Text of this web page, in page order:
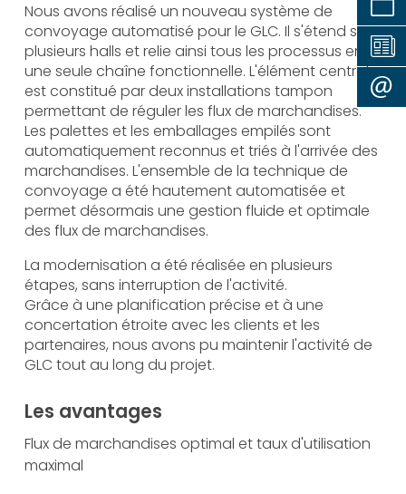
Nous avons réalisé un nouveau système de
convoyage automatisé pour le GLC. Il s'étend sur
plusieurs halls et relie ainsi tous les processus en
une seule chaîne fonctionnelle. L'élément central
est constitué par deux installations tampon
permettant de réguler les flux de marchandises.
Les palettes et les emballages empilés sont
automatiquement reconnus et triés à l'arrivée des
marchandises. L'ensemble de la technique de
convoyage a été hautement automatisée et
permet désormais une gestion fluide et optimale
des flux de marchandises.
La modernisation a été réalisée en plusieurs
étapes, sans interruption de l'activité.
Grâce à une planification précise et à une
concertation étroite avec les clients et les
partenaires, nous avons pu maintenir l'activité de
GLC tout au long du projet.
Les avantages
Flux de marchandises optimal et taux d'utilisation
maximal